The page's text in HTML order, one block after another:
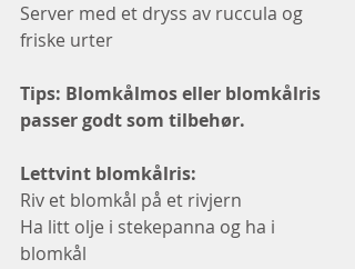
Server med et dryss av ruccula og
friske urter
Tips: Blomkålmos eller blomkålris
passer godt som tilbehør.
Lettvint blomkålris:
Riv et blomkål på et rivjern
Ha litt olje i stekepanna og ha i
blomkål